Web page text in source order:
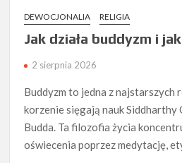
DEWOCJONALIA RELIGIA
Jak działa buddyzm i
2 sierpnia 2026
Buddyzm to jedna z
korzenie sięgają nauk Siddharthy
Budda. Ta filozofia życia
oświecenia poprzez medytację,